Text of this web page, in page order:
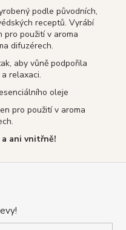
podle původních,
receptů. Vyrábí
pro použití v aroma
difuzérech.
aby vůně podpořila
relaxaci.
oleje
pro použití v aroma
a ani vnitřně!